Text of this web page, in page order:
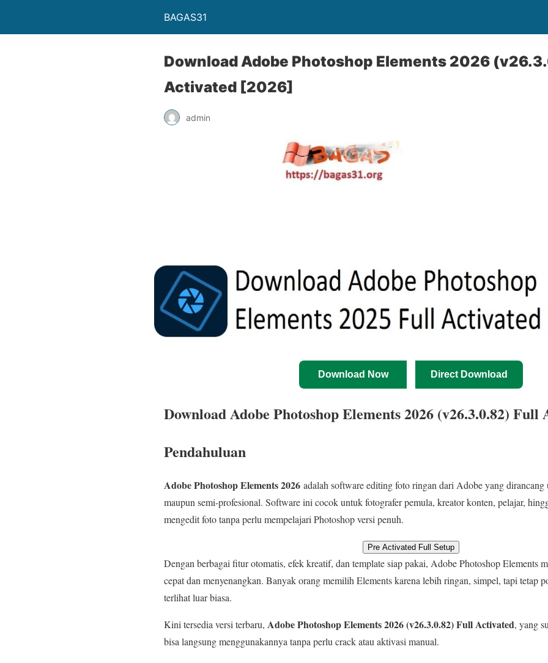
BAGAS31
Download Adobe Photoshop Elements 2026
Activated [2026]
admin
Download Now Direct Download
Download Adobe Photoshop Elements 2026 (v26.3.0.82) Full
Pendahuluan
Adobe Photoshop Elements 2026 adalah software editing foto ringan dari Adobe yang dirancang
maupun semi-profesional. Software ini cocok untuk fotografer pemula, kreator konten, pelajar,
mengedit foto tanpa perlu mempelajari Photoshop versi penuh.
Pre Activated Full Setup
Dengan berbagai fitur otomatis, efek kreatif, dan template siap pakai, Adobe Photoshop Elements
cepat dan menyenangkan. Banyak orang memilih Elements karena lebih ringan, simpel, tapi tetap
terlihat luar biasa.
Kini tersedia versi terbaru, Adobe Photoshop Elements 2026 (v26.3.0.82) Full Activated, yang
bisa langsung menggunakannya tanpa perlu crack atau aktivasi manual.